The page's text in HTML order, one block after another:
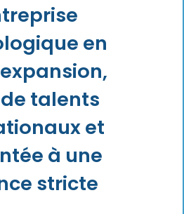
en
talents
et
à une
stricte